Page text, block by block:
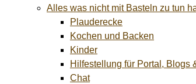
Alles was nicht mit Basteln zu tun
Plauderecke
Kochen und Backen
Kinder
Hilfestellung für Portal, Blogs
Chat